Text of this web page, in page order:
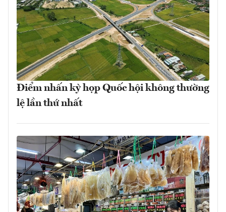
Điểm nhấn kỳ họp Quốc hội không thường
lệ lần thứ nhất